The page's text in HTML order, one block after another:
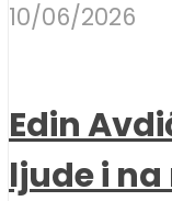
10/06/2026
Edin
ljude i